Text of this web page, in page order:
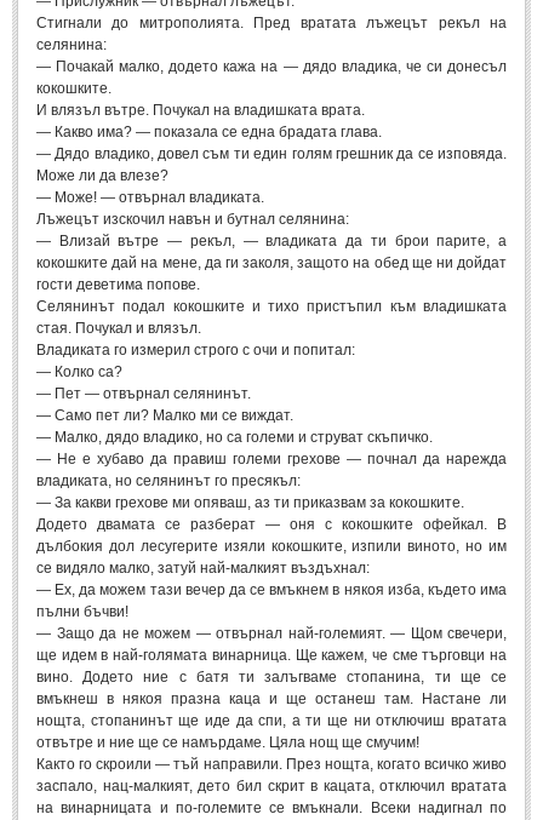
Post: 28 Юни 2018
Пилето
Post: 28 Юни 2018
СПОДЕЛЕНО
СПОДЕЛЕНО
Забавно (10)
Любопитно
Отражения
Какво е любовта?
Непоискани съвети
Стигнали до митрополията. Пред вратата лъжецът рекъл на
селянина:
— Почакай малко, додето кажа на — дядо владика, че си донесъл
кокошките.
И влязъл вътре. Почукал на владишката врата.
— Какво има? — показала се една брадата глава.
— Дядо владико, довел съм ти един голям грешник да се изповяда.
Може ли да влезе?
— Може! — отвърнал владиката.
Лъжецът изскочил навън и бутнал селянина:
— Влизай вътре — рекъл, — владиката да ти брои парите, а
кокошките дай на мене, да ги заколя, защото на обед ще ни дойдат
гости деветима попове.
Селянинът подал кокошките и тихо пристъпил към владишката
стая. Почукал и влязъл.
Владиката го измерил строго с очи и попитал:
— Колко са?
— Пет — отвърнал селянинът.
— Само пет ли? Малко ми се виждат.
— Малко, дядо владико, но са големи и струват скъпичко.
— Не е хубаво да правиш големи грехове — почнал да нарежда
владиката, но селянинът го пресякъл:
— За какви грехове ми опяваш, аз ти приказвам за кокошките.
Додето двамата се разберат — оня с кокошките офейкал. В
дълбокия дол лесугерите изяли кокошките, изпили виното, но им
се видяло малко, затуй най-малкият въздъхнал:
— Ех, да можем тази вечер да се вмъкнем в някоя изба, където има
пълни бъчви!
— Защо да не можем — отвърнал най-големият. — Щом свечери,
ще идем в най-голямата винарница. Ще кажем, че сме търговци на
вино. Додето ние с батя ти залъгваме стопанина, ти ще се
вмъкнеш в някоя празна каца и ще останеш там. Настане ли
нощта, стопанинът ще иде да спи, а ти ще ни отключиш вратата
отвътре и ние ще се намърдаме. Цяла нощ ще смучим!
Както го скроили — тъй направили. През нощта, когато всичко живо
заспало, нац-малкият, дето бил скрит в кацата, отключил вратата
на винарницата и по-големите се вмъкнали. Всеки надигнал по